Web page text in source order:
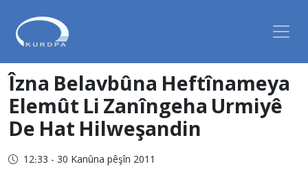
Îzna Belavbûna Heftînameya
Elemût Li Zanîngeha Urmiyê
De Hat Hilweşandin
12:33 - 30 Kanûna pêşîn 2011